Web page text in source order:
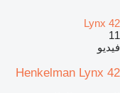
Lynx 42
11
فيديو
Henkelman Lynx 42